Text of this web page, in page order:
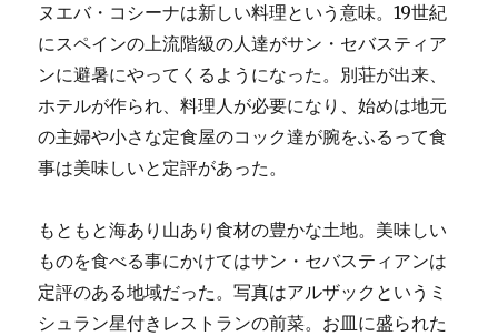
ヌエバ・コシーナは新しい料理という意味。19世紀
にスペインの上流階級の人達がサン・セバスティア
ンに避暑にやってくるようになった。別荘が出来、
ホテルが作られ、料理人が必要になり、始めは地元
の主婦や小さな定食屋のコック達が腕をふるって食
事は美味しいと定評があった。
もともと海あり山あり食材の豊かな土地。美味しい
ものを食べる事にかけてはサン・セバスティアンは
定評のある地域だった。写真はアルザックというミ
シュラン星付きレストランの前菜。お皿に盛られた